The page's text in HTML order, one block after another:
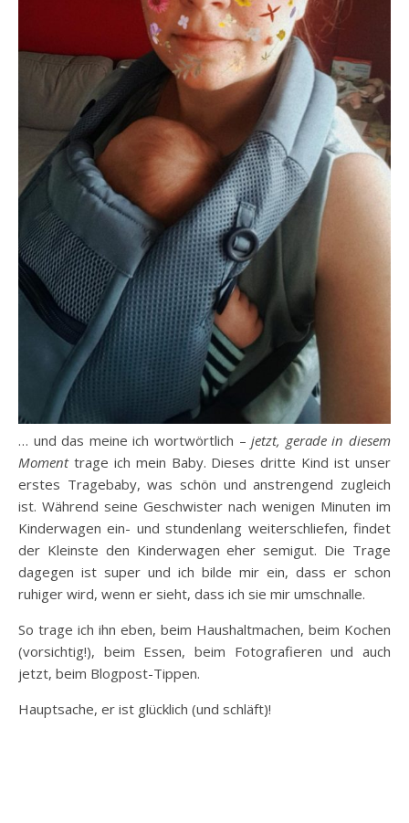
… und das meine ich wortwörtlich –jetzt, gerade in diesem
Momenttrage ich mein Baby. Dieses dritte Kind ist unser
erstes Tragebaby, was schön und anstrengend zugleich
ist. Während seine Geschwister nach wenigen Minuten im
Kinderwagen ein- und stundenlang weiterschliefen, findet
der Kleinste den Kinderwagen eher semigut. Die Trage
dagegen ist super und ich bilde mir ein, dass er schon
ruhiger wird, wenn er sieht, dass ich sie mir umschnalle.
So trage ich ihn eben, beim Haushaltmachen, beim Kochen
(vorsichtig!), beim Essen, beim Fotografieren und auch
jetzt, beim Blogpost-Tippen.
Hauptsache, er ist glücklich (und schläft)!